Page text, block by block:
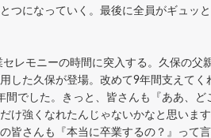
つになっていく。最後に全員がギュッ
レモニーの時間に突入する。久保の父
した久保が登場。改めて9年間支えて
でした。きっと、皆さんも『ああ、
け強くなれたんじゃないかなと思いま
皆さんも『本当に卒業するの？』って